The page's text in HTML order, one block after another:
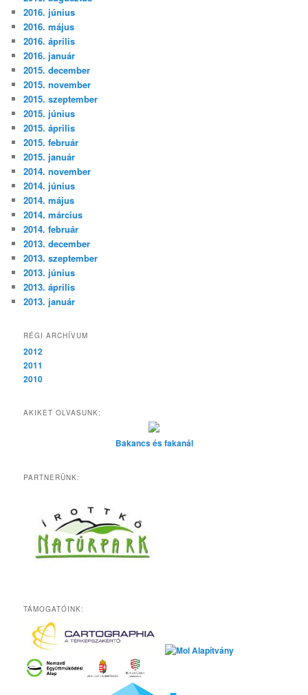
2016. június
2016. május
2016. április
2016. január
2015. december
2015. november
2015. szeptember
2015. június
2015. április
2015. február
2015. január
2014. november
2014. június
2014. május
2014. március
2014. február
2013. december
2013. szeptember
2013. június
2013. április
2013. január
RÉGI ARCHÍVUM
2012
2011
2010
AKIKET OLVASUNK:
Bakancs és fakanál
PARTNERÜNK:
TÁMOGATÓINK: